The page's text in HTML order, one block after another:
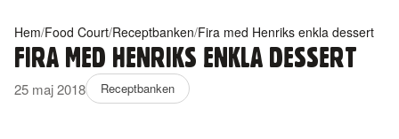
Hem/Food Court/Receptbanken/Fira med Henriks enkla dessert
FIRA MED HENRIKS ENKLA DESSERT
25 maj 2018 Receptbanken